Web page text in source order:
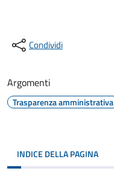
Condividi
Argomenti
Trasparenza amministrativa
INDICE DELLA PAGINA